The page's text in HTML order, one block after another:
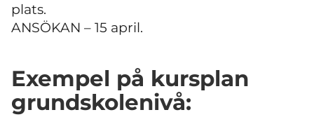
plats.
ANSÖKAN – 15 april.
Exempel på kursplan
grundskolenivå: